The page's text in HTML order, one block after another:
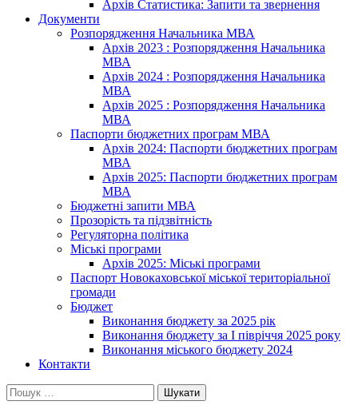
Архів Статистика: Запити та звернення
Документи
Розпорядження Начальника МВА
Архів 2023 : Розпорядження Начальника
МВА
Архів 2024 : Розпорядження Начальника
МВА
Архів 2025 : Розпорядження Начальника
МВА
Паспорти бюджетних програм МВА
Архів 2024: Паспорти бюджетних програм
МВА
Архів 2025: Паспорти бюджетних програм
МВА
Бюджетні запити МВА
Прозорість та підзвітність
Регуляторна політика
Міські програми
Архів 2025: Міські програми
Паспорт Новокаховської міської територіальної
громади
Бюджет
Виконання бюджету за 2025 рік
Виконання бюджету за І півріччя 2025 року
Виконання міського бюджету 2024
Контакти
Пошук: